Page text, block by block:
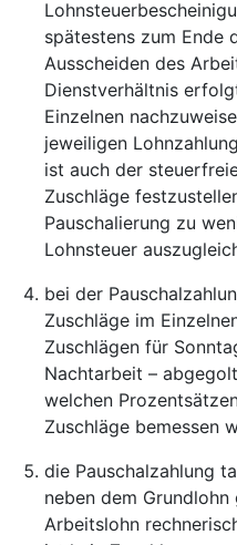
spätestens zum Ende
Ausscheiden des
Dienstverhältnis
Einzelnen
jeweiligen
ist auch der
Zuschläge
Pauschalierung zu
Lohnsteuer
bei der
Zuschläge im
Zuschlägen für
Nachtarbeit –
welchen
Zuschläge bemessen
die Pauschalzahlung
neben dem
Arbeitslohn